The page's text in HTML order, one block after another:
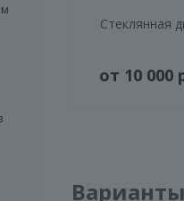
Стеклянная
от 10 000